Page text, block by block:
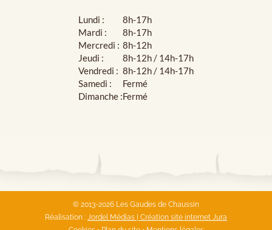
Lundi :
8h-17h
Mardi :
8h-17h
Mercredi : 8h-12h
Jeudi :
8h-12h / 14h-17h
Vendredi : 8h-12h / 14h-17h
Samedi :
Fermé
Dimanche :Fermé
© 2013-2026 Les Gaudes de Chaussin
Réalisation : Jordel Médias | Création site internet Jura